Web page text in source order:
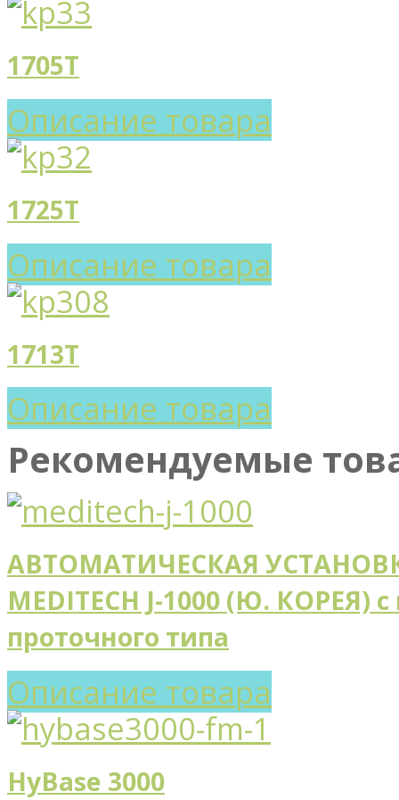
1705T
Описание товара
1725T
Описание товара
1713T
Описание товара
Рекомендуемые
АВТОМАТИЧЕСКАЯ
MEDITECH J-1000 (Ю.
проточного типа
Описание товара
HyBase 3000